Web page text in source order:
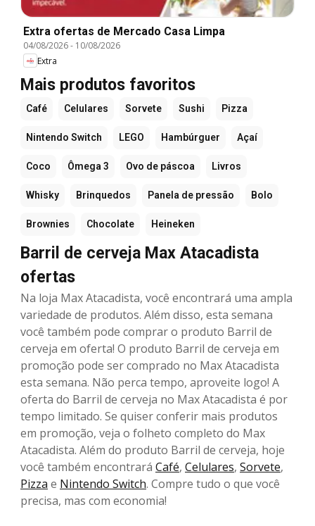
Extra ofertas de Mercado Casa Limpa
04/08/2026- 10/08/2026
Extra
Mais produtos favoritos
Café Celulares Sorvete Sushi Pizza
Nintendo Switch LEGO Hambúrguer Açaí
Coco Ômega 3 Ovo de páscoa Livros
Whisky Brinquedos Panela de pressão Bolo
Brownies Chocolate Heineken
Barril de cerveja Max Atacadista
ofertas
Na loja Max Atacadista, você encontrará uma ampla
variedade de produtos. Além disso, esta semana
você também pode comprar o produto Barril de
cerveja em oferta! O produto Barril de cerveja em
promoção pode ser comprado no Max Atacadista
esta semana. Não perca tempo, aproveite logo! A
oferta do Barril de cerveja no Max Atacadista é por
tempo limitado. Se quiser conferir mais produtos
em promoção, veja o folheto completo do Max
Atacadista. Além do produto Barril de cerveja, hoje
você também encontrará Café, Celulares, Sorvete,
Pizza e Nintendo Switch. Compre tudo o que você
precisa, mas com economia!